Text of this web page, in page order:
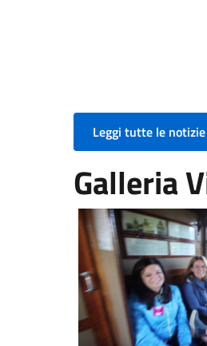
Leggi tutte le notizie
Galleria